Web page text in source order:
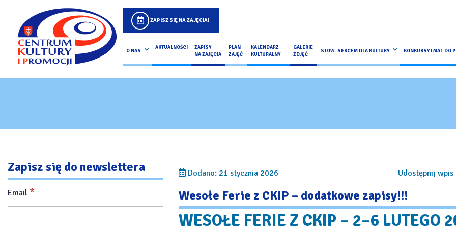
ZAPISZ SIĘ NA ZAJĘCIA!
O NAS
AKTUALNOŚCI
ZAPISY
NA ZAJĘCIA
PLAN
ZAJĘĆ
KALENDARZ
KULTURALNY
GALERIE
ZDJĘĆ
STOW. SERCEM DLA KULTURY KONKURSY I MAT. DO
Zapisz się do newslettera
Email *
Dodano: 21 stycznia 2026 Udostępnij wpis
Wesołe Ferie z CKIP – dodatkowe zapisy!!!
WESOŁE FERIE Z CKIP – 2–6 LUTEGO